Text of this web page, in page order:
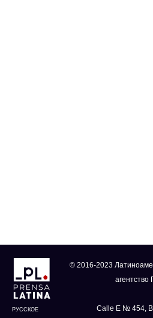
РУССКОЕ
© 2016-2023
Calle E № 454,